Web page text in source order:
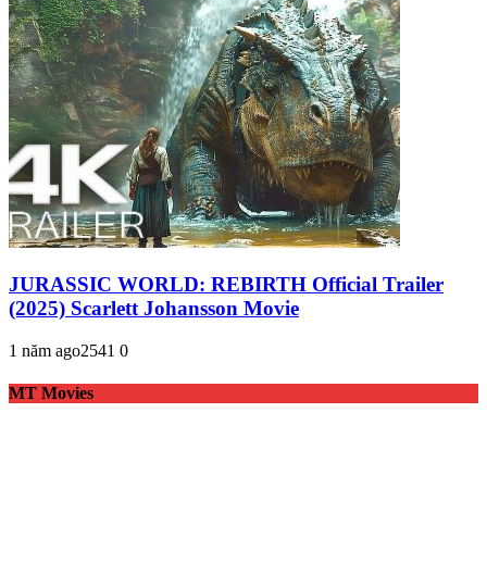
JURASSIC WORLD: REBIRTH Official Trailer
(2025) Scarlett Johansson Movie
1 năm ago2541 0
MT Movies